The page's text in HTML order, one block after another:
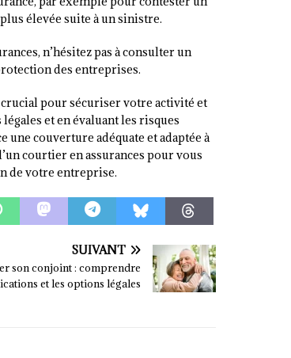
élevée suite à un sinistre.
n’hésitez pas à consulter un
des entreprises.
pour sécuriser votre activité et
et en évaluant les risques
couverture adéquate et adaptée à
courtier en assurances pour vous
de votre entreprise.
SUIVANT
son conjoint : comprendre
et les options légales